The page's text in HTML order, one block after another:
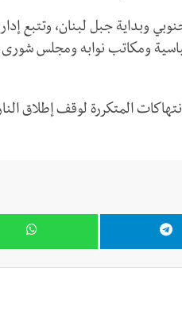
وبداية جبل لبنان، وتتبع
ومكاتب نوابه ومجلس
المتكررة لوقف إطلاق